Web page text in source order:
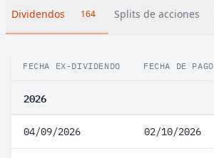
Dividendos 164 Splits de acciones
FECHA EX-DIVIDENDO FECHA DE PAGO
2026
04/09/2026 02/10/2026